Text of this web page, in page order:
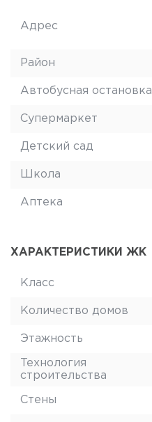
Адрес
Район
Автобусная остановка
Супермаркет
Детский сад
Школа
Аптека
ХАРАКТЕРИСТИКИ ЖК
Класс
Количество домов
Этажность
Технология
строительства
Стены